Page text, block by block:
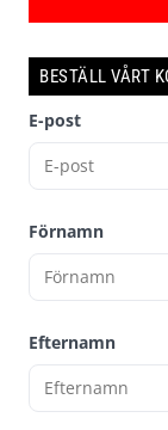
BESTÄLL VÅRT
E-post
Förnamn
Efternamn